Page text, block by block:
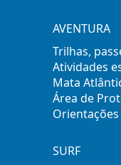
AVENTURA
Trilhas,
Atividades
Mata
Área de
SURF